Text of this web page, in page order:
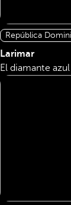
República
Larimar
El diamante